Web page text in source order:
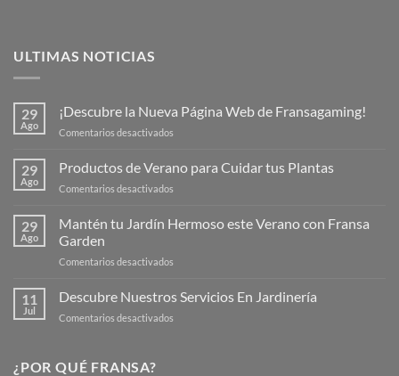
ULTIMAS NOTICIAS
29
Ago
¡Descubre la Nueva Página Web de Fransagaming!
Comentarios desactivados
Nueva
de
29
Ago
Productos de Verano para Cuidar tus Plantas
Comentarios desactivados
de
Verano
Plantas
29
Ago
Mantén tu Jardín Hermoso este Verano con Fransa
Garden
Comentarios desactivados
tu
Jardín
11
Jul
Descubre Nuestros Servicios En Jardinería
Comentarios desactivados
¿POR QUÉ FRANSA?